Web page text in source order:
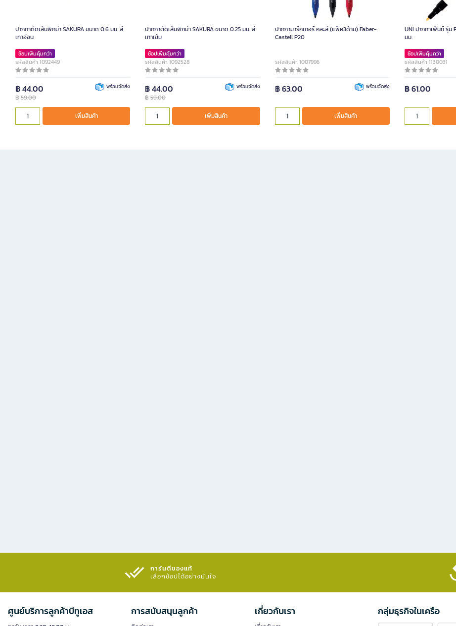
ปากกาตัดเส้นพิกม่า SAKURA ขนาด 0.6 มม. สี
เทาอ่อน
ช้อปเพิ่มคุ้มกว่า
รหัสสินค้า 1092449
฿ 44.00
฿ 59.00
พร้อมจัดส่ง
เพิ่มสินค้า
ปากกาตัดเส้นพิกม่า SAKURA ขนาด 0.25 มม. สี
เทาเข้ม
ช้อปเพิ่มคุ้มกว่า
รหัสสินค้า 1092528
฿ 44.00
฿59.00
พร้อมจัดส่ง
เพิ่มสินค้า
ปากกามาร์คเกอร์ คละสี (แพ็ค3ด้าม) Faber-
Castell P20
รหัสสินค้า 1007996
฿ 63.00 พร้อมจัดส่ง
เพิ่มสินค้า
UNI ปากกาเพ้นท์ รุ่น
มม.
ช้อปเพิ่มคุ้มกว่า
รหัสสินค้า 1130031
฿ 61.00
การันตีของแท้
เลือกช้อปได้อย่างมั่นใจ​
ศูนย์บริการลูกค้าบีทูเอส การสนับสนุนลูกค้า เกี่ยวกับเรา กลุ่มธุรกิจในเครือ